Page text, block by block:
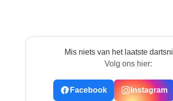
Mis niets van het laatste
Volg ons hier:
Facebook Instagram